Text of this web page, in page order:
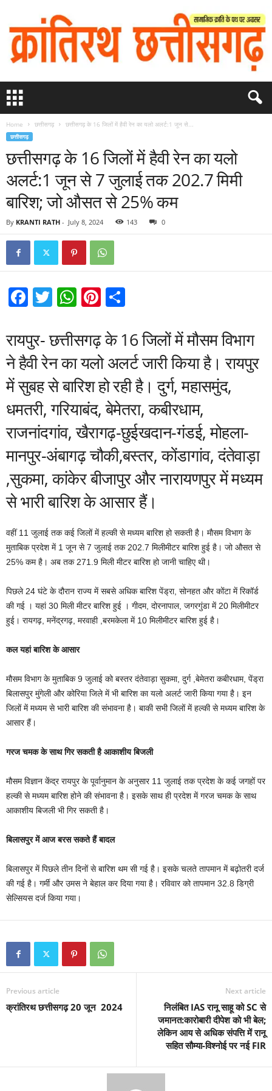
Home छत्तीसगढ़ छत्तीसगढ़ के 16 जिलों में हैवी रेन का यलो अलर्ट:1 जून से...
छत्तीसगढ़
छत्तीसगढ़ के 16 जिलों में हैवी रेन का यलो
अलर्ट:1 जून से 7 जुलाई तक 202.7 मिमी
बारिश; जो औसत से 25% कम
By KRANTI RATH - July 8, 2024 143 0
F
c
e
b
o
o
k
T
tt
er
W
at
s
A
p
p
Pi
er
e
st
ar
e
रायपुर- छत्तीसगढ़ के 16 जिलों में मौसम विभाग
ने हैवी रेन का यलो अलर्ट जारी किया है। रायपुर
में सुबह से बारिश हो रही है। दुर्ग, महासमुंद,
धमतरी, गरियाबंद, बेमेतरा, कबीरधाम,
राजनांदगांव, खैरागढ़-छुईखदान-गंडई, मोहला-
मानपुर-अंबागढ़ चौकी,बस्तर, कोंडागांव, दंतेवाड़ा
,सुकमा, कांकेर बीजापुर और नारायणपुर में मध्यम
से भारी बारिश के आसार हैं।
वहीं 11 जुलाई तक कई जिलों में हल्की से मध्यम बारिश हो सकती है। माैसम विभाग के
मुताबिक प्रदेश में 1 जून से 7 जुलाई तक 202.7 मिलीमीटर बारिश हुई है। जो औसत से
25% कम है। अब तक 271.9 मिली मीटर बारिश हो जानी चाहिए थी।
पिछले 24 घंटे के दौरान राज्य में सबसे अधिक बारिश पेंड्रा, सोनहत और कोंटा में रिकॉर्ड
की गई । यहां 30 मिली मीटर बारिश हुई । गीदम, दोरनापाल, जगरगुंडा में 20 मिलीमीटर
हुई। रायगढ़, मनेंद्रगढ़, मरवाही ,बरमकेला में 10 मिलीमीटर बारिश हुई है।
कल यहां बारिश के आसार
मौसम विभाग के मुताबिक 9 जुलाई को बस्तर दंतेवाड़ा सुकमा, दुर्ग ,बेमेतरा कबीरधाम, पेंड्रा
बिलासपुर मुंगेली और कोरिया जिले में भी बारिश का यलो अलर्ट जारी किया गया है। इन
जिलों में मध्यम से भारी बारिश की संभावना है। बाकी सभी जिलों में हल्की से मध्यम बारिश के
आसार हैं।
गरज चमक के साथ गिर सकती है आकाशीय बिजली
मौसम विज्ञान केंद्र रायपुर के पूर्वानुमान के अनुसार 11 जुलाई तक प्रदेश के कई जगहों पर
हल्की से मध्यम बारिश होने की संभावना है। इसके साथ ही प्रदेश में गरज चमक के साथ
आकाशीय बिजली भी गिर सकती है।
बिलासपुर में आज बरस सकते हैं बादल
बिलासपुर में पिछले तीन दिनों से बारिश थम सी गई है। इसके चलते तापमान में बढ़ोतरी दर्ज
की गई है। गर्मी और उमस ने बेहाल कर दिया गया है। रविवार को तापमान 32.8 डिग्री
सेल्सियस दर्ज किया गया।
Previous article
क्रांतिरथ छत्तीसगढ़ 20 जून 2024
Next article
निलंबित IAS रानू साहू को SC से
जमानत:कारोबारी दीपेश को भी बेल;
लेकिन आय से अधिक संपत्ति में रानू
सहित सौम्या-विश्नोई पर नई FIR